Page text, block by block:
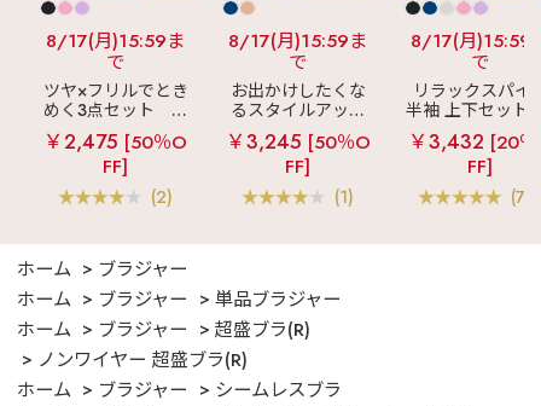
8/17(月)15:59ま
で
ツヤ×フリルでとき
めく3点セット
シ
ルキー ショートパ
ンツ 3点セット
￥2,475 [50％O
FF]
(2)
8/17(月)15:59ま
で
お出かけしたくな
るスタイルアップ
見え
ストライプ
フリル ロングパン
ツ 綿混 上下セット
￥3,245 [50％O
FF]
(1)
8/17(月)15:59
で
リラックスパイ
半袖 上下セット
女兼用サイズ)
￥3,432 [20
FF]
ホーム
ブラジャー
ホーム
ブラジャー
単品ブラジャー
ホーム
ブラジャー
超盛ブラ(R)
ノンワイヤー 超盛ブラ(R)
ホーム
ブラジャー
シームレスブラ